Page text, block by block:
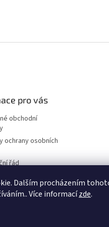
Dalším procházením
Více informacízde.
pro vás
obchodní
ochrany osobních
řád